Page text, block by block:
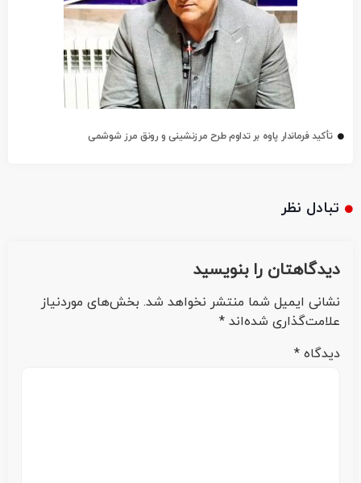
تأکید فرماندار پاوه بر تداوم طرح مرزنشینی و رونق مرز شوشمی
تبادل نظر
دیدگاهتان را بنویسید
نشانی ایمیل شما منتشر نخواهد شد. بخش‌های موردنیاز
علامت‌گذاری شده‌اند *
دیدگاه *